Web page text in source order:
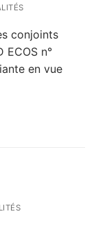
conjoints
ECOS n°
en vue